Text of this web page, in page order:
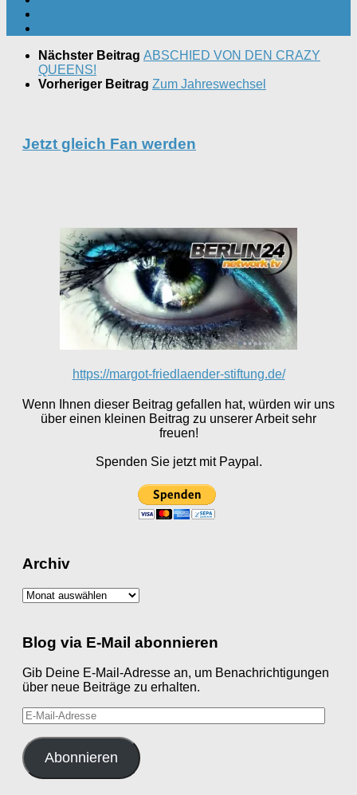
Nächster Beitrag ABSCHIED VON DEN CRAZY
QUEENS!
Vorheriger Beitrag Zum Jahreswechsel
Jetzt gleich Fan werden
https://margot-friedlaender-stiftung.de/
Wenn Ihnen dieser Beitrag gefallen hat, würden wir uns
über einen kleinen Beitrag zu unserer Arbeit sehr
freuen!
Spenden Sie jetzt mit Paypal.
Archiv
Archiv
Blog via E-Mail abonnieren
Gib Deine E-Mail-Adresse an, um Benachrichtigungen
über neue Beiträge zu erhalten.
E-
Mail-
Adresse
Abonnieren